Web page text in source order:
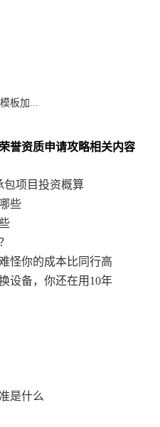
板加...
誉资质申请攻略相关内容
包项目投资概算
些
怪你的成本比同行高
设备，你还在用10年
是什么